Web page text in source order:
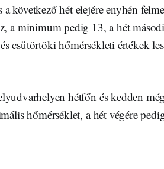
a következő hét elejére enyhén
a minimum pedig 13, a hét
csütörtöki hőmérsékleti értékek
hétfőn és kedden
hőmérséklet, a hét végére